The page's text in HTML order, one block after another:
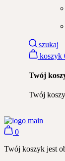
szukaj
koszyk
Twój
Twój
0
Twój koszyk jest